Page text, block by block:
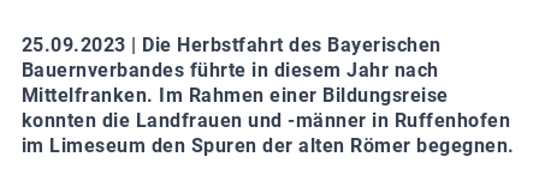
25.09.2023 | Die Herbstfahrt des Bayerischen
Bauernverbandes führte in diesem Jahr nach
Mittelfranken. Im Rahmen einer Bildungsreise
konnten die Landfrauen und -männer in Ruffenhofen
im Limeseum den Spuren der alten Römer begegnen.